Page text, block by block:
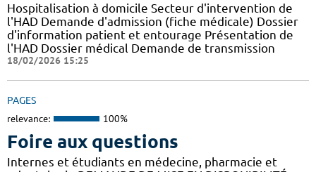
Hospitalisation à domicile Secteur d'intervention de
l'HAD Demande d'admission (fiche médicale) Dossier
d'information patient et entourage Présentation de
l'HAD Dossier médical Demande de transmission
18/02/2026 15:25
PAGES
relevance: 100%
Foire aux questions
Internes et étudiants en médecine, pharmacie et